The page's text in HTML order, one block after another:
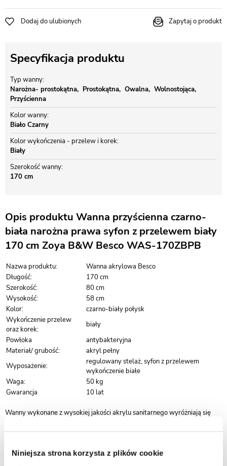
Niniejsza strona korzysta z plików cookie
Dodaj do ulubionych Zapytaj o produkt
Specyfikacja produktu
Typ wanny
Narożna- prostokątna
Prostokątna Owalna
Wolnostojąca
Przyścienna
Kolor wanny
Biało Czarny
Kolor wykończenia - przelew i korek
Biały
Szerokość wanny
170 cm
Opis produktu Wanna przyścienna czarno-
biała narożna prawa syfon z przelewem biały
170 cm Zoya B&W Besco WAS-170ZBPB
Nazwa produktu:
Wanna akrylowa Besco
Długość:
170 cm
Szerokość:
80 cm
Wysokość:
58 cm
Kolor:
czarno-biały połysk
Wykończenie przelew
oraz korek:
biały
Powłoka
antybakteryjna
Materiał/ grubość:
akryl pełny
Wyposażenie:
regulowany stelaż, syfon z przelewem
wykończenie białe
Waga:
50 kg
Gwarancja
10 lat
Wanny wykonane z wysokiej jakości akrylu sanitarnego wyróżniają się
utrzymanie czystości i codzienną pielęgnację. Materiał ten ogranicza
estetyczny wygląd przez długi czas.